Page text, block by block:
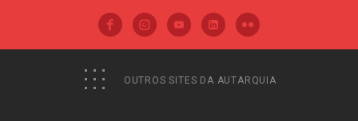
OUTROS SITES DA AUTARQUIA